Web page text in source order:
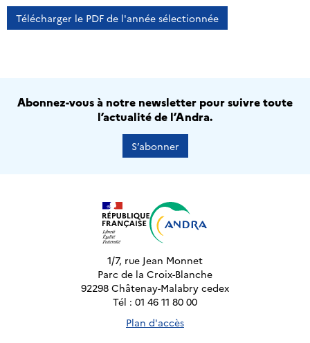
Télécharger le PDF de l'année sélectionnée
Abonnez-vous à notre newsletter pour suivre toute
l’actualité de l’Andra.
S’abonner
1/7, rue Jean Monnet
Parc de la Croix-Blanche
92298 Châtenay-Malabry cedex
Tél : 01 46 11 80 00
Plan d'accès